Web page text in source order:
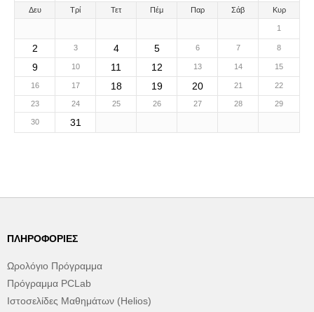
Δευ Τρί Τετ Πέμ Παρ Σάβ Κυρ
1
2 3 4 5 6 7 8
9 10 11 12 13 14 15
16 17 18 19 20 21 22
23 24 25 26 27 28 29
30 31
ΠΛΗΡΟΦΟΡΊΕΣ
Ωρολόγιο Πρόγραμμα
Πρόγραμμα PCLab
Ιστοσελίδες Μαθημάτων (Helios)